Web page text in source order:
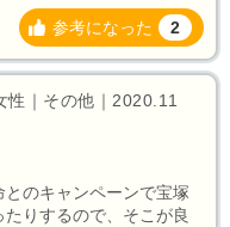
参考になった 2
性｜その他｜2020.11
のキャンペーンで宝塚
りするので、そこが良